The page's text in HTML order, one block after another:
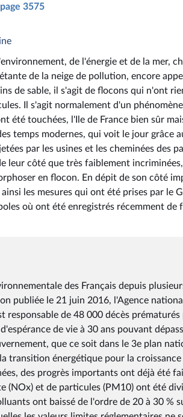
3575
de l'énergie et de la mer,
de la neige de pollution, encore
de sable, il s'agit de flocons qui n'ont
Il s'agit normalement d'un
été touchées, l'Ile de France bien sûr
temps modernes, qui voit le jour grâce
par les usines et les cheminées des
leur côté que très faiblement
en flocon. En dépit de son côté
les mesures qui ont été prises par le
où ont été enregistrés récemment de
des Français depuis
publiée le 21 juin 2016, l'Agence
de 48 000 décès prématurés
de vie à 30 ans pouvant
que ce soit dans le 3e plan
énergétique pour la croissance
des progrès importants ont déjà été
(NOx) et de particules (PM10) ont été
ont baissé de l'ordre de 20 à 30 %